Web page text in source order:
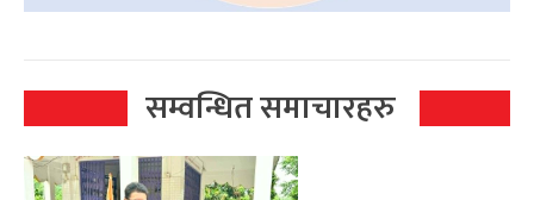
सम्वन्धित समाचारहरु